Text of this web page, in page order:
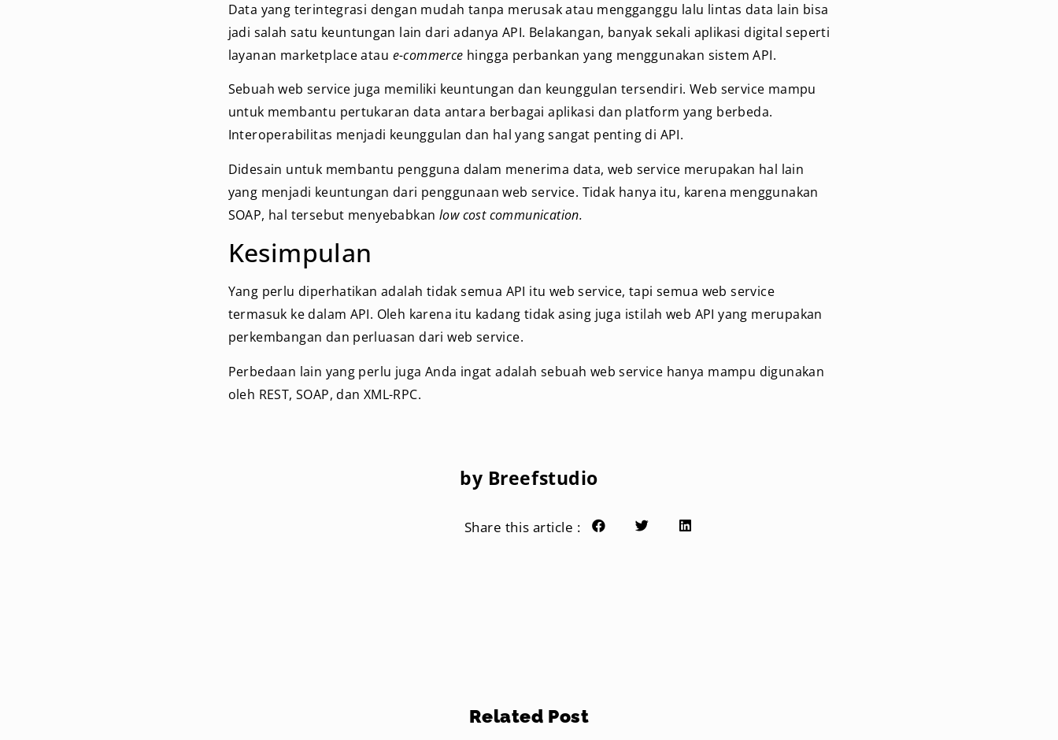
Data yang terintegrasi dengan mudah tanpa merusak atau mengganggu lalu lintas data lain bisa
jadi salah satu keuntungan lain dari adanya API. Belakangan, banyak sekali aplikasi digital seperti
layanan marketplace atau e-commerce hingga perbankan yang menggunakan sistem API.
Sebuah web service juga memiliki keuntungan dan keunggulan tersendiri. Web service mampu
untuk membantu pertukaran data antara berbagai aplikasi dan platform yang berbeda.
Interoperabilitas menjadi keunggulan dan hal yang sangat penting di API.
Didesain untuk membantu pengguna dalam menerima data, web service merupakan hal lain
yang menjadi keuntungan dari penggunaan web service. Tidak hanya itu, karena menggunakan
SOAP, hal tersebut menyebabkan low cost communication.
Kesimpulan
Yang perlu diperhatikan adalah tidak semua API itu web service, tapi semua web service
termasuk ke dalam API. Oleh karena itu kadang tidak asing juga istilah web API yang merupakan
perkembangan dan perluasan dari web service.
Perbedaan lain yang perlu juga Anda ingat adalah sebuah web service hanya mampu digunakan
oleh REST, SOAP, dan XML-RPC.
by Breefstudio
Share this article :
Related Post